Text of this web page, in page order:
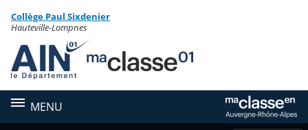
Menu de la rubrique
Contenu
Collège Paul Sixdenier
Hauteville-Lompnes
MENU